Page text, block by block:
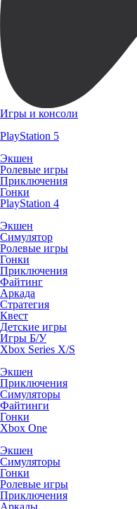
Игры и консоли
PlayStation 5
Экшен
Ролевые игры
Приключения
Гонки
PlayStation 4
Экшен
Симулятор
Ролевые игры
Гонки
Приключения
Файтинг
Аркада
Стратегия
Квест
Детские игры
Игры Б/У
Xbox Series X/S
Экшен
Приключения
Симуляторы
Файтинги
Гонки
Xbox One
Экшен
Симуляторы
Гонки
Ролевые игры
Приключения
Аркады